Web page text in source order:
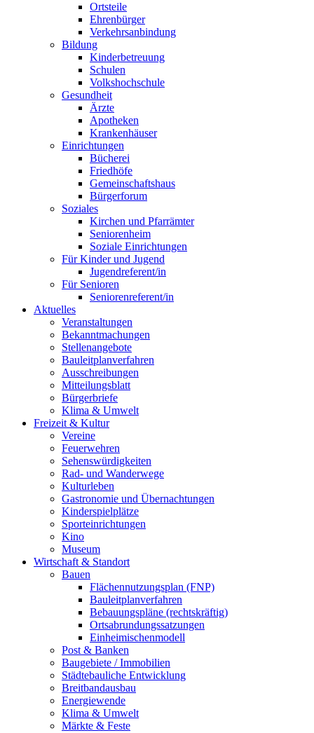
Ortsteile
Ehrenbürger
Verkehrsanbindung
Bildung
Kinderbetreuung
Schulen
Volkshochschule
Gesundheit
Ärzte
Apotheken
Krankenhäuser
Einrichtungen
Bücherei
Friedhöfe
Gemeinschaftshaus
Bürgerforum
Soziales
Kirchen und Pfarrämter
Seniorenheim
Soziale Einrichtungen
Für Kinder und Jugend
Jugendreferent/in
Für Senioren
Seniorenreferent/in
Aktuelles
Veranstaltungen
Bekanntmachungen
Stellenangebote
Bauleitplanverfahren
Ausschreibungen
Mitteilungsblatt
Bürgerbriefe
Klima & Umwelt
Freizeit & Kultur
Vereine
Feuerwehren
Sehenswürdigkeiten
Rad- und Wanderwege
Kulturleben
Gastronomie und Übernachtungen
Kinderspielplätze
Sporteinrichtungen
Kino
Museum
Wirtschaft & Standort
Bauen
Flächennutzungsplan (FNP)
Bauleitplanverfahren
Bebauungspläne (rechtskräftig)
Ortsabrundungssatzungen
Einheimischenmodell
Post & Banken
Baugebiete / Immobilien
Städtebauliche Entwicklung
Breitbandausbau
Energiewende
Klima & Umwelt
Märkte & Feste